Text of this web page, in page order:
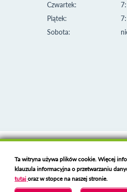
Czwartek:
Piątek:
Sobota:
Deklaracja dostępności
Polski serwer RBL
https://polspam.pl/
Copyright 2023 Urząd Miejski w Opolu
Ta witryna używa plików cookie. Więcej
klauzula informacyjna o przetwarzaniu
tutajoraz w stopce na naszej stronie.